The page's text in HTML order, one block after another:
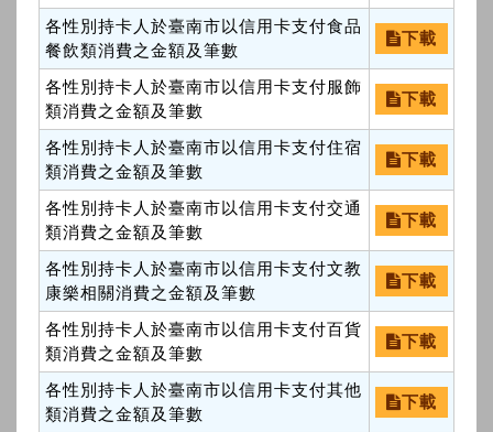
各性別持卡人於臺南市以信用卡支付食品
餐飲類消費之金額及筆數
下載
各性別持卡人於臺南市以信用卡支付服飾
類消費之金額及筆數
下載
各性別持卡人於臺南市以信用卡支付住宿
類消費之金額及筆數
下載
各性別持卡人於臺南市以信用卡支付交通
類消費之金額及筆數
下載
各性別持卡人於臺南市以信用卡支付文教
康樂相關消費之金額及筆數
下載
各性別持卡人於臺南市以信用卡支付百貨
類消費之金額及筆數
下載
各性別持卡人於臺南市以信用卡支付其他
類消費之金額及筆數
下載